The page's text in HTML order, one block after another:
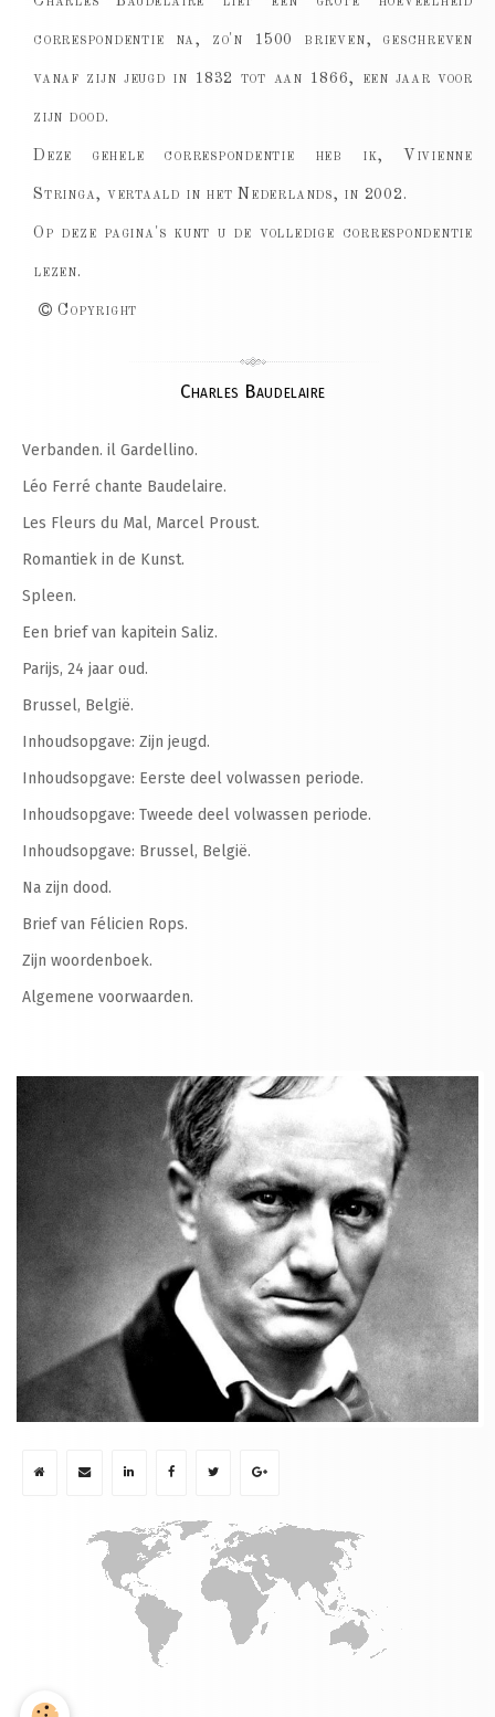
correspondentie na, zo'n 1500 brieven, geschreven
vanaf zijn jeugd in 1832 tot aan 1866, een jaar voor
zijn dood.
Deze gehele correspondentie heb ik, Vivienne
Stringa, vertaald in het Nederlands, in 2002.
Op deze pagina's kunt u de volledige correspondentie
lezen.
Copyright
Charles Baudelaire
Verbanden. il Gardellino.
Léo Ferré chante Baudelaire.
Les Fleurs du Mal, Marcel Proust.
Romantiek in de Kunst.
Spleen.
Een brief van kapitein Saliz.
Parijs, 24 jaar oud.
Brussel, België.
Inhoudsopgave: Zijn jeugd.
Inhoudsopgave: Eerste deel volwassen periode.
Inhoudsopgave: Tweede deel volwassen periode.
Inhoudsopgave: Brussel, België.
Na zijn dood.
Brief van Félicien Rops.
Zijn woordenboek.
Algemene voorwaarden.